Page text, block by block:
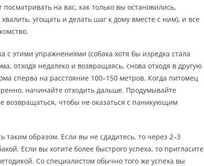
на вас, как только вы остановились,
угощать и делать шаг к дому вместе с ним), и все
с этими упражнениями (собака хотя бы изредка стала
отходя недалеко и возвращаясь, снова отходя в другую
сперва на расстояние 100–150 метров. Когда питомец
начинайте отходить дальше. Продумывайте
возвращаться, чтобы не оказаться с паникующим
таким образом. Если вы не сдадитесь, то через 2–3
Если вы хотите более быстрого успеха, то пригласите
Со специалистом обычно того же успеха вы